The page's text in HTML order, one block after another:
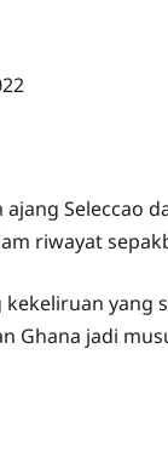
Seleccao
riwayat
yang
Ghana jadi